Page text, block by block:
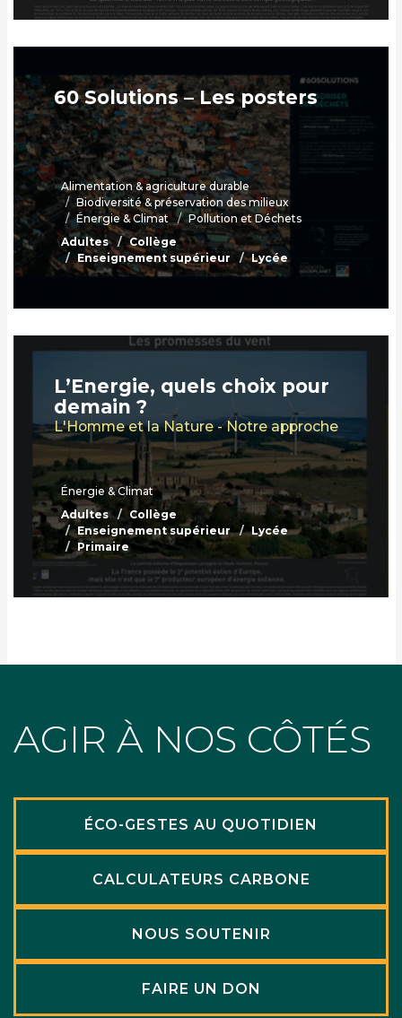
60 Solutions – Les posters
Alimentation & agriculture durable
Biodiversité & préservation des milieux
Énergie & Climat
Pollution et Déchets
Adultes
Collège
Enseignement supérieur
Lycée
L’Energie, quels choix pour
demain ?
L'Homme et la Nature - Notre approche
Énergie & Climat
Adultes
Collège
Enseignement supérieur
Lycée
Primaire
AGIR À NOS CÔTÉS
ÉCO-GESTES AU QUOTIDIEN
CALCULATEURS CARBONE
NOUS SOUTENIR
FAIRE UN DON